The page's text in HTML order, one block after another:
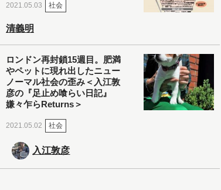
2021.05.03 社会
清義明
ロンドン再封鎖15週目。肥満
やペットに現れ出したニュー
ノーマル社会の歪み＜入江敦
彦の『足止め喰らい日記』
嫌々乍らReturns＞
2021.05.02 社会
入江敦彦